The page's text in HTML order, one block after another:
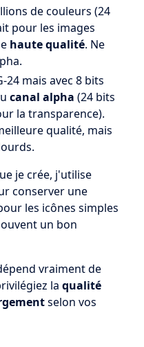
de couleurs (24
pour les images
haute qualité. Ne
24 mais avec 8 bits
canal alpha (24 bits
la transparence).
qualité, mais
je crée, j'utilise
conserver une
les icônes simples
un bon
vraiment de
la qualité
selon vos